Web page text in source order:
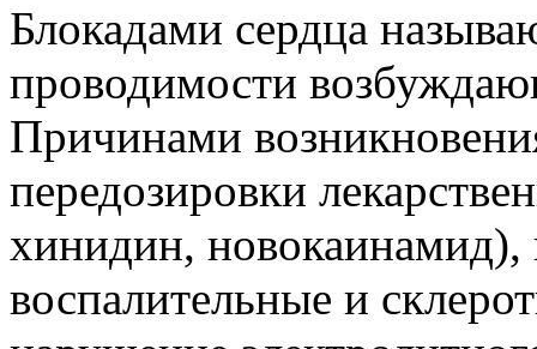
Блокадами сердца
проводимости
Причинами
передозировки
хинидин,
воспалительные и